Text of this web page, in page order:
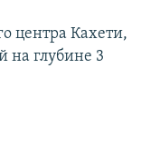
центра Кахети,
на глубине 3